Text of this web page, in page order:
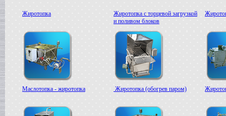
Жиротопка
Жиротопка с торцевой загрузкой
и поливом блоков
Маслотопка - жиротопка Жиротопка (обогрев паром)